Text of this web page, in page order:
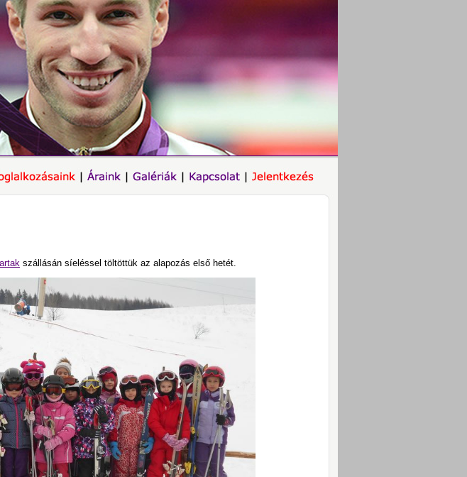
szállásán síeléssel töltöttük az alapozás első hetét.